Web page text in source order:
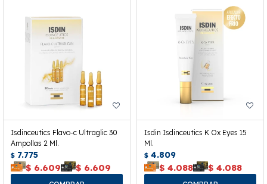
Isdinceutics Flavo-c Ultraglic 30
Ampollas 2 Ml.
$ 7.775
$ 6.609 $ 6.609
Isdin Isdinceutics K Ox Eyes 15
Ml.
$ 4.809
$ 4.088 $ 4.088